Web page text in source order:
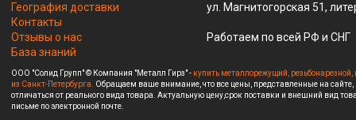
География доставки
Контакты
Отзывы о нас
База знаний
ул. Магнитогорская 51,
Работаем по всей РФ и СНГ
ООО "Солид Групп" © Компания "Металл Гирз" - купить металлорежущий,
из Санкт-Петербурга. Обращаем ваше внимание, что все цены, представленные на
отличаться от реального вида товара. Актуальную цену,срок поставки и внешний вид
письме по электронной почте.